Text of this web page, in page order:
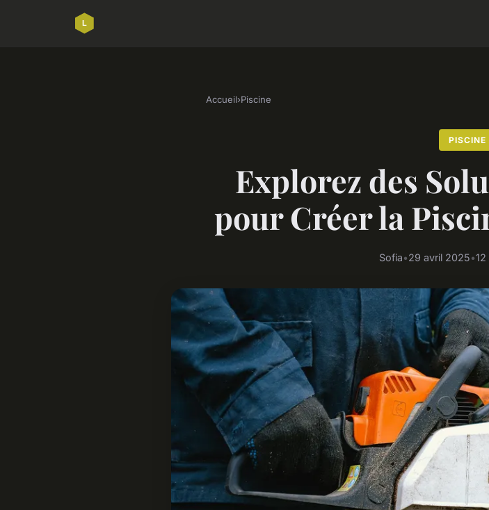
Accueil›Piscine
PISCINE
Explorez des
pour Créer la
Sofia•29 avril 2025•